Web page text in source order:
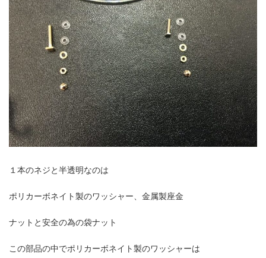
１本のネジと半透明なのは
ポリカーボネイト製のワッシャー、金属製座金
ナットと安全の為の袋ナット
この部品の中でポリカーボネイト製のワッシャーは